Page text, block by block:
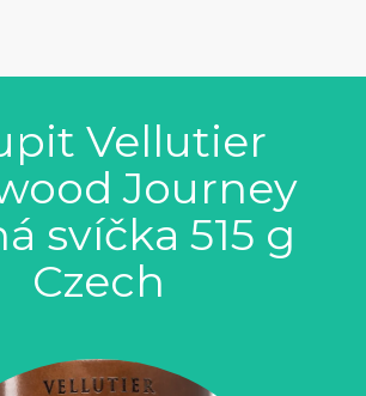
Vellutier
Journey
svíčka 515 g
Czech